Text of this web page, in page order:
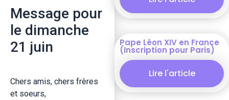
Message pour
le dimanche
21 juin
Chers amis, chers frères
et soeurs,
Pape Léon XIV en France
(Inscription pour Paris)
Lire l'article